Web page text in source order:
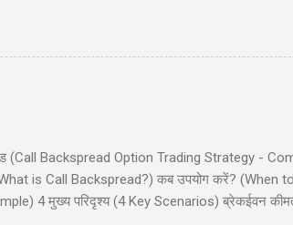
रेशियो स्प्रेड (Bull Call Ratio Spread) एक उन्नत
खरीदने और एक कॉल ऑप्शन बेचने का संयोजन है, ...
(Call Backspread Option Trading Strategy -
is Call Backspread?) कब उपयोग करें? (When
4 मुख्य परिदृश्य (4 Key Scenarios) ब्रेकईवन